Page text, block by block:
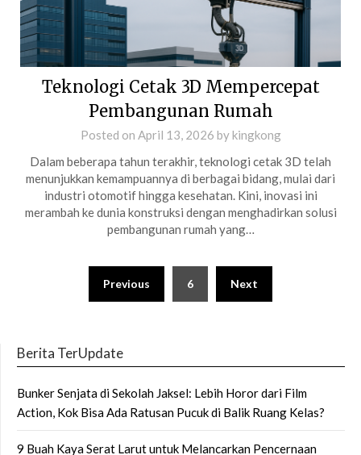
Teknologi Cetak 3D Mempercepat
Pembangunan Rumah
Posted on April 13, 2026 bykingkong
Dalam beberapa tahun terakhir, teknologi cetak 3D telah
menunjukkan kemampuannya di berbagai bidang, mulai dari
industri otomotif hingga kesehatan. Kini, inovasi ini
merambah ke dunia konstruksi dengan menghadirkan solusi
pembangunan rumah yang…
pagination
Previous 6 Next
Berita TerUpdate
Bunker Senjata di Sekolah Jaksel: Lebih Horor dari Film
Action, Kok Bisa Ada Ratusan Pucuk di Balik Ruang Kelas?
9 Buah Kaya Serat Larut untuk Melancarkan Pencernaan